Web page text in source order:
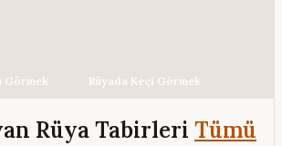
Görmek Rüyada Keçi Görmek
Rüya Tabirleri Tümü